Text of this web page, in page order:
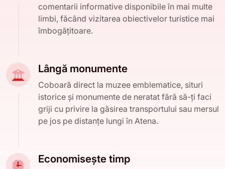
comentarii informative disponibile în mai multe
limbi, făcând vizitarea obiectivelor turistice mai
îmbogățitoare.
Lângă monumente
Coboară direct la muzee emblematice, situri
istorice și monumente de neratat fără să-ți faci
griji cu privire la găsirea transportului sau mersul
pe jos pe distanțe lungi în Atena.
Economisește timp